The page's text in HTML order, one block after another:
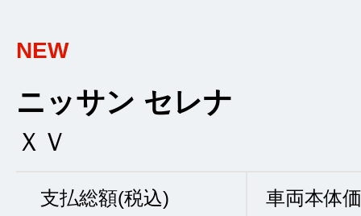
NEW
ニッサン セレナ
ＸＶ
支払総額(税込) 車両本体